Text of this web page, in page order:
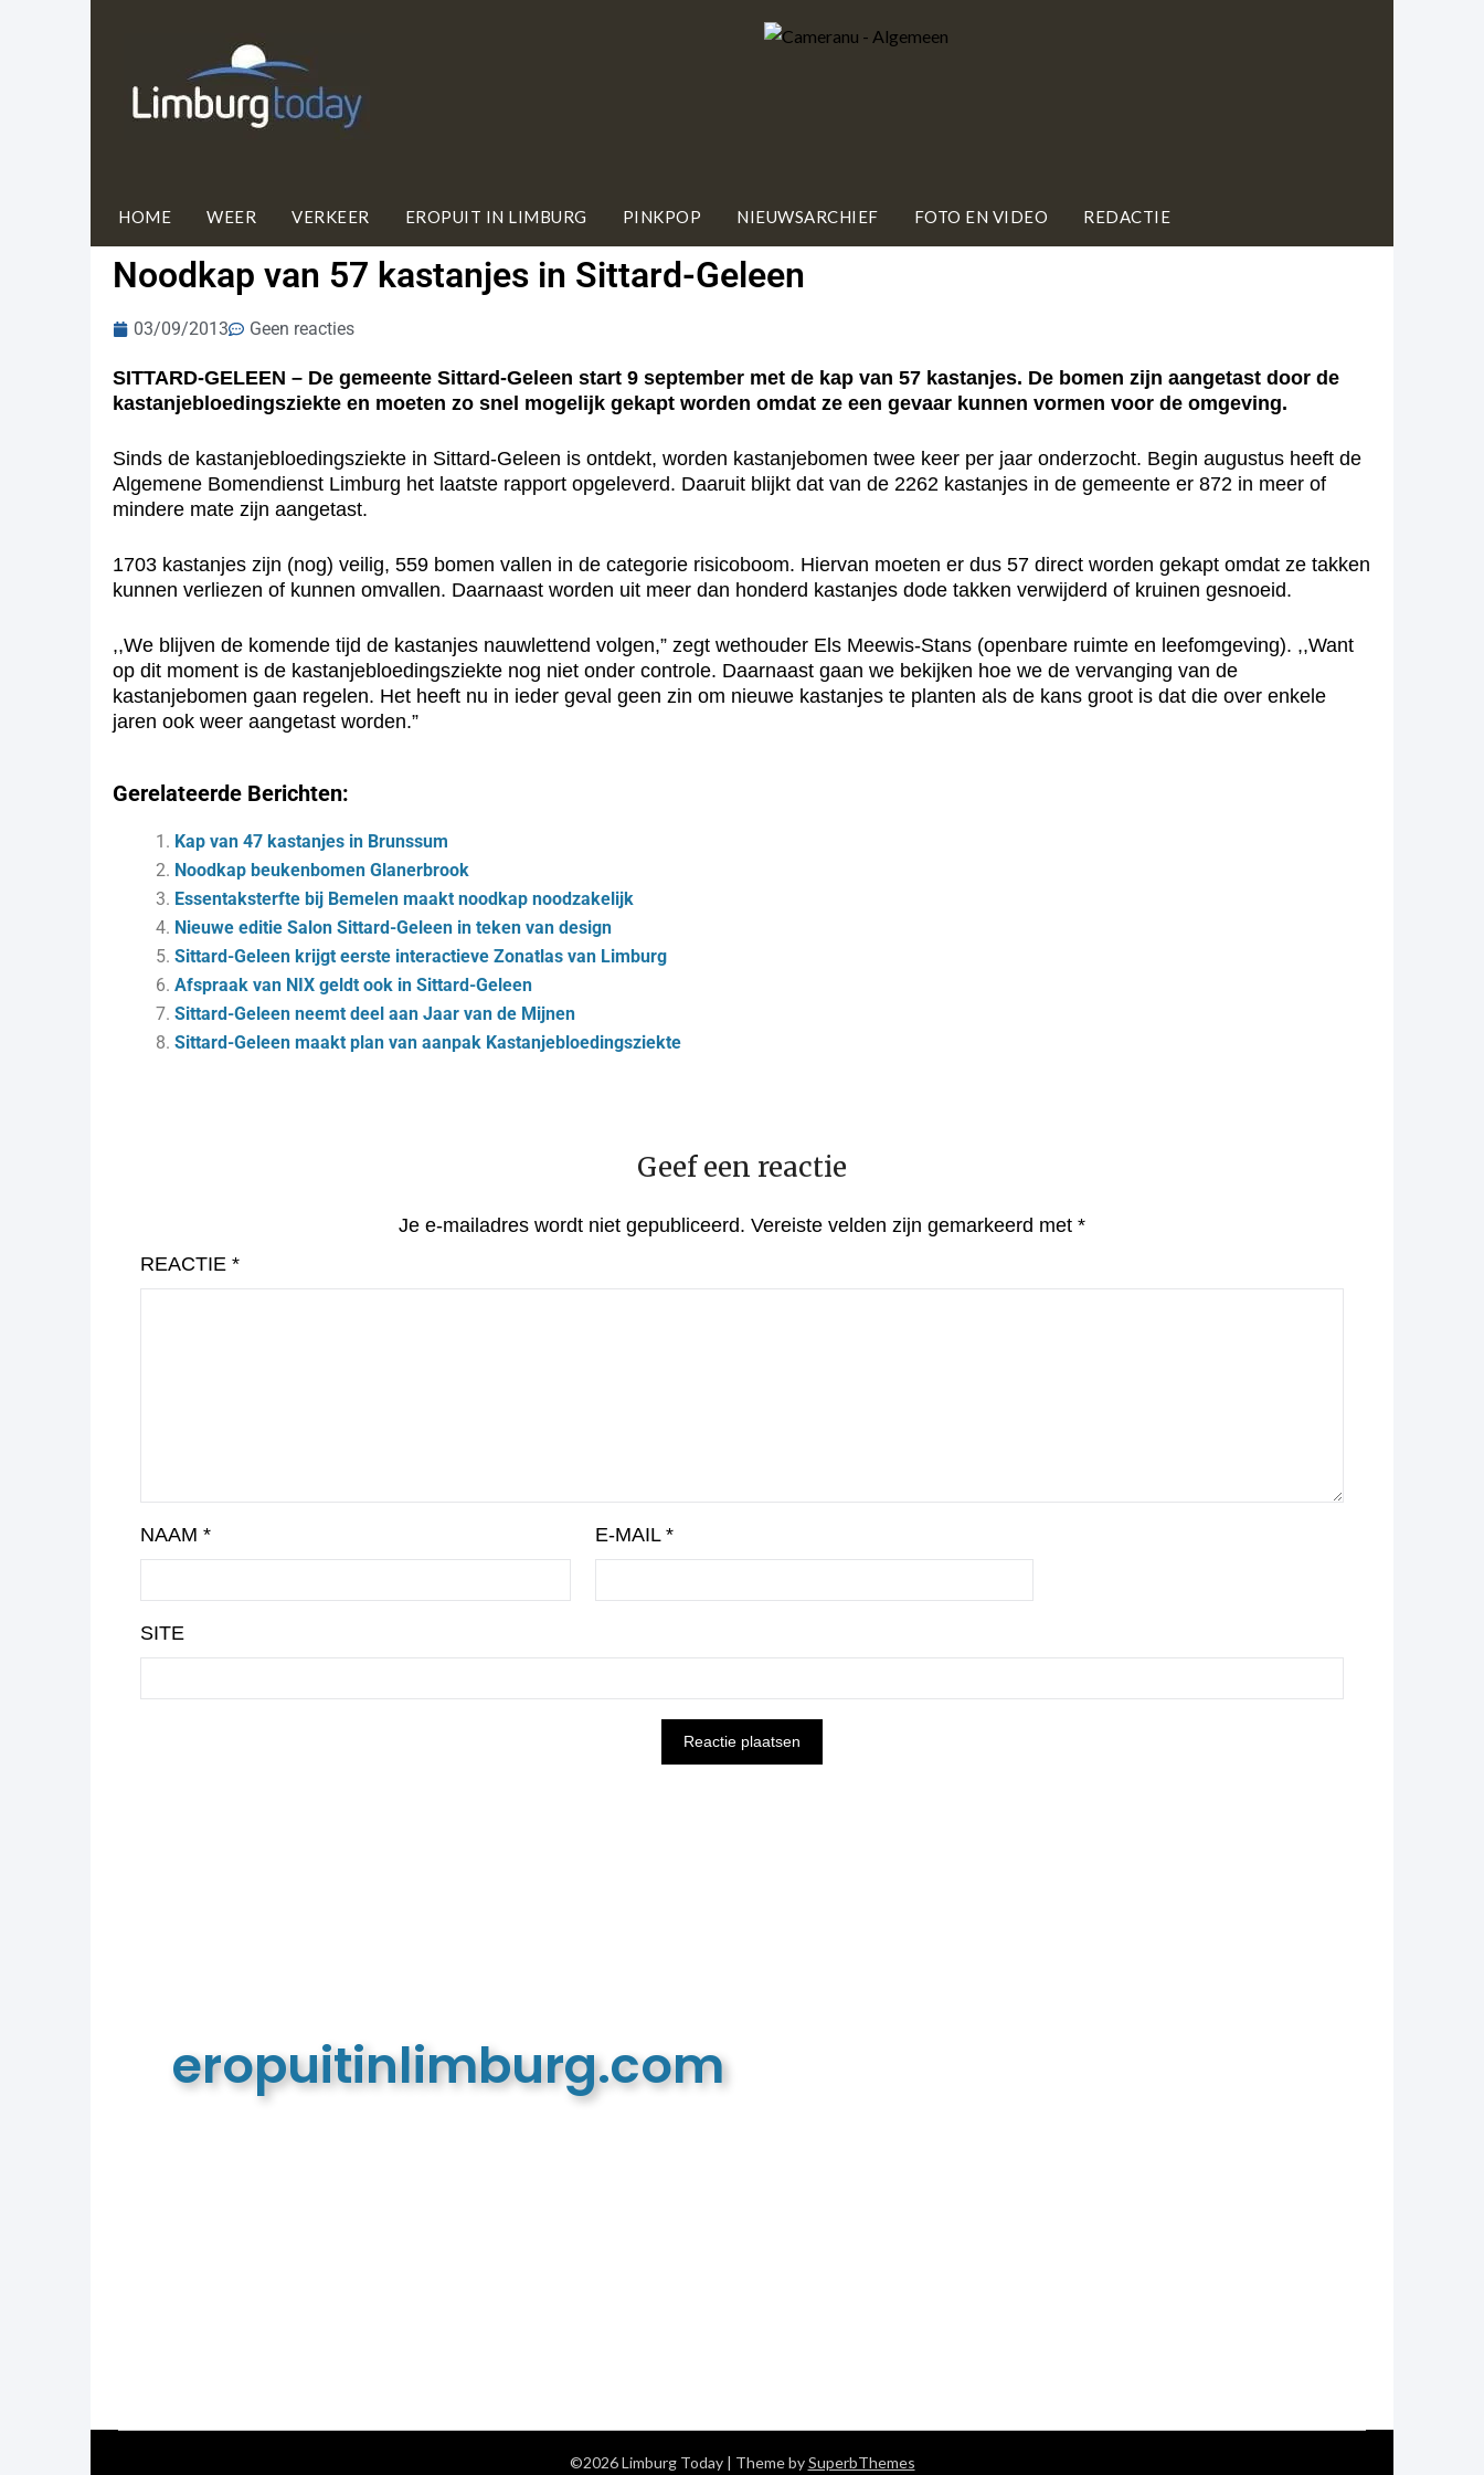
HOME WEER VERKEER EROPUIT IN LIMBURG PINKPOP NIEUWSARCHIEF FOTO EN VIDEO REDACTIE
Noodkap van 57 kastanjes in Sittard-Geleen
03/09/2013 Geen reacties
SITTARD-GELEEN – De gemeente Sittard-Geleen start 9 september met de kap van 57 kastanjes. De bomen zijn aangetast door de
kastanjebloedingsziekte en moeten zo snel mogelijk gekapt worden omdat ze een gevaar kunnen vormen voor de omgeving.
Sinds de kastanjebloedingsziekte in Sittard-Geleen is ontdekt, worden kastanjebomen twee keer per jaar onderzocht. Begin augustus heeft de
Algemene Bomendienst Limburg het laatste rapport opgeleverd. Daaruit blijkt dat van de 2262 kastanjes in de gemeente er 872 in meer of
mindere mate zijn aangetast.
1703 kastanjes zijn (nog) veilig, 559 bomen vallen in de categorie risicoboom. Hiervan moeten er dus 57 direct worden gekapt omdat ze takken
kunnen verliezen of kunnen omvallen. Daarnaast worden uit meer dan honderd kastanjes dode takken verwijderd of kruinen gesnoeid.
,,We blijven de komende tijd de kastanjes nauwlettend volgen,” zegt wethouder Els Meewis-Stans (openbare ruimte en leefomgeving). ,,Want
op dit moment is de kastanjebloedingsziekte nog niet onder controle. Daarnaast gaan we bekijken hoe we de vervanging van de
kastanjebomen gaan regelen. Het heeft nu in ieder geval geen zin om nieuwe kastanjes te planten als de kans groot is dat die over enkele
jaren ook weer aangetast worden.”
Gerelateerde Berichten:
Kap van 47 kastanjes in Brunssum
Noodkap beukenbomen Glanerbrook
Essentaksterfte bij Bemelen maakt noodkap noodzakelijk
Nieuwe editie Salon Sittard-Geleen in teken van design
Sittard-Geleen krijgt eerste interactieve Zonatlas van Limburg
Afspraak van NIX geldt ook in Sittard-Geleen
Sittard-Geleen neemt deel aan Jaar van de Mijnen
Sittard-Geleen maakt plan van aanpak Kastanjebloedingsziekte
Geef een reactie
Je e-mailadres wordt niet gepubliceerd. Vereiste velden zijn gemarkeerd met *
REACTIE *
NAAM * E-MAIL *
SITE
eropuitinlimburg.com
©2026 Limburg Today | Theme bySuperbThemes